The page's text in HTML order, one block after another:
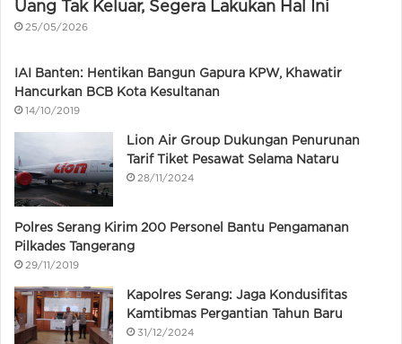
Uang Tak Keluar, Segera Lakukan Hal Ini
25/05/2026
IAI Banten: Hentikan Bangun Gapura KPW, Khawatir
Hancurkan BCB Kota Kesultanan
14/10/2019
Lion Air Group Dukungan Penurunan
Tarif Tiket Pesawat Selama Nataru
28/11/2024
Polres Serang Kirim 200 Personel Bantu Pengamanan
Pilkades Tangerang
29/11/2019
Kapolres Serang: Jaga Kondusifitas
Kamtibmas Pergantian Tahun Baru
31/12/2024